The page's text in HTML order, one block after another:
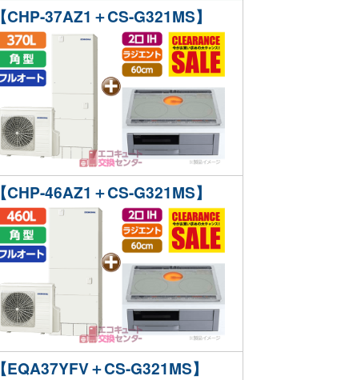
【CHP-37AZ1＋CS-G321MS】
【CHP-46AZ1＋CS-G321MS】
【EQA37YFV＋CS-G321MS】